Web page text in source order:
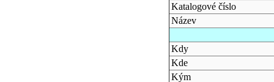
Katalogové číslo
Název
Kdy
Kde
Kým